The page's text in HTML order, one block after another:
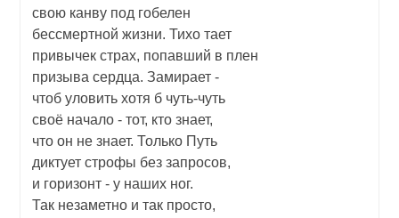
свою канву под гобелен
бессмертной жизни. Тихо тает
привычек страх, попавший в плен
призыва сердца. Замирает -
чтоб уловить хотя б чуть-чуть
своё начало - тот, кто знает,
что он не знает. Только Путь
диктует строфы без запросов,
и горизонт - у наших ног.
Так незаметно и так просто,